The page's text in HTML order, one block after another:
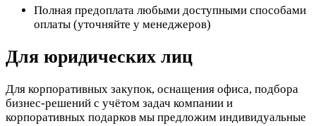
Полная предоплата любыми доступными способами
оплаты (уточняйте у менеджеров)
Для юридических лиц
Для корпоративных закупок, оснащения офиса, подбора
бизнес-решений с учётом задач компании и
корпоративных подарков мы предложим индивидуальные